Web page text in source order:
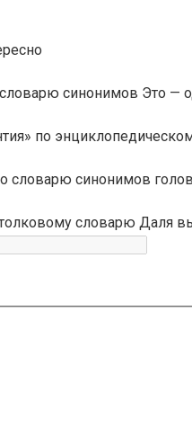
словарю синонимов Это
по
словарю синонимов
словарю Даля